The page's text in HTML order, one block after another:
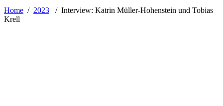
Home / 2023 / Interview: Katrin Müller-Hohenstein und Tobias
Krell